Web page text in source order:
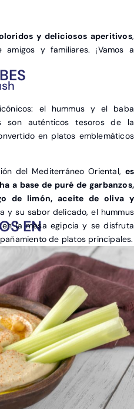
EN
y deliciosos aperitivos,
y familiares. ¡Vamos a
el hummus y el baba
son auténticos tesoros de la
en platos emblemáticos
del Mediterráneo Oriental, es
a base de puré de garbanzos,
de limón, aceite de oliva y
y su sabor delicado, el hummus
la mesa egipcia y se disfruta
de platos principales.